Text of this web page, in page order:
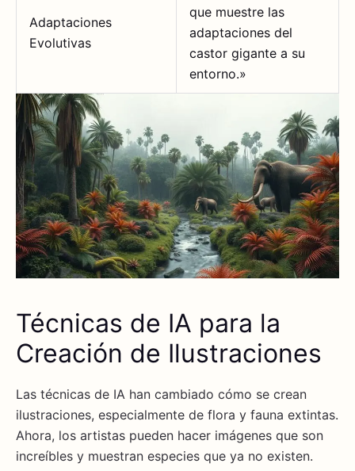
Adaptaciones
Evolutivas
que muestre las
adaptaciones del
castor gigante a su
entorno.»
Técnicas de IA para la
Creación de Ilustraciones
Las técnicas de IA han cambiado cómo se crean
ilustraciones, especialmente de flora y fauna extintas.
Ahora, los artistas pueden hacer imágenes que son
increíbles y muestran especies que ya no existen.